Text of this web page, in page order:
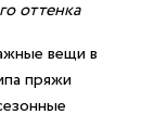
оттенка
вещи в
пряжи